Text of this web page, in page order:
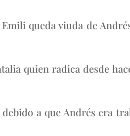
queda viuda de
quien radica desde
a que Andrés era